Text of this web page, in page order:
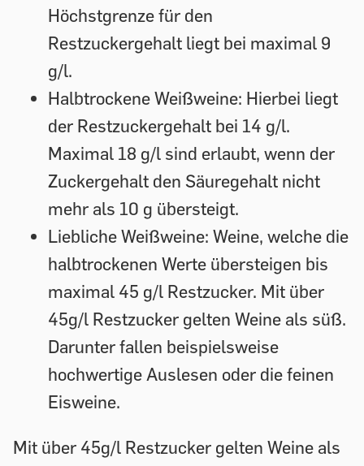
Höchstgrenze für den
Restzuckergehalt liegt bei maximal 9
g/l.
Halbtrockene Weißweine: Hierbei liegt
der Restzuckergehalt bei 14 g/l.
Maximal 18 g/l sind erlaubt, wenn der
Zuckergehalt den Säuregehalt nicht
mehr als 10 g übersteigt.
Liebliche Weißweine: Weine, welche die
halbtrockenen Werte übersteigen bis
maximal 45 g/l Restzucker. Mit über
45g/l Restzucker gelten Weine als süß.
Darunter fallen beispielsweise
hochwertige Auslesen oder die feinen
Eisweine.
Mit über 45g/l Restzucker gelten Weine als